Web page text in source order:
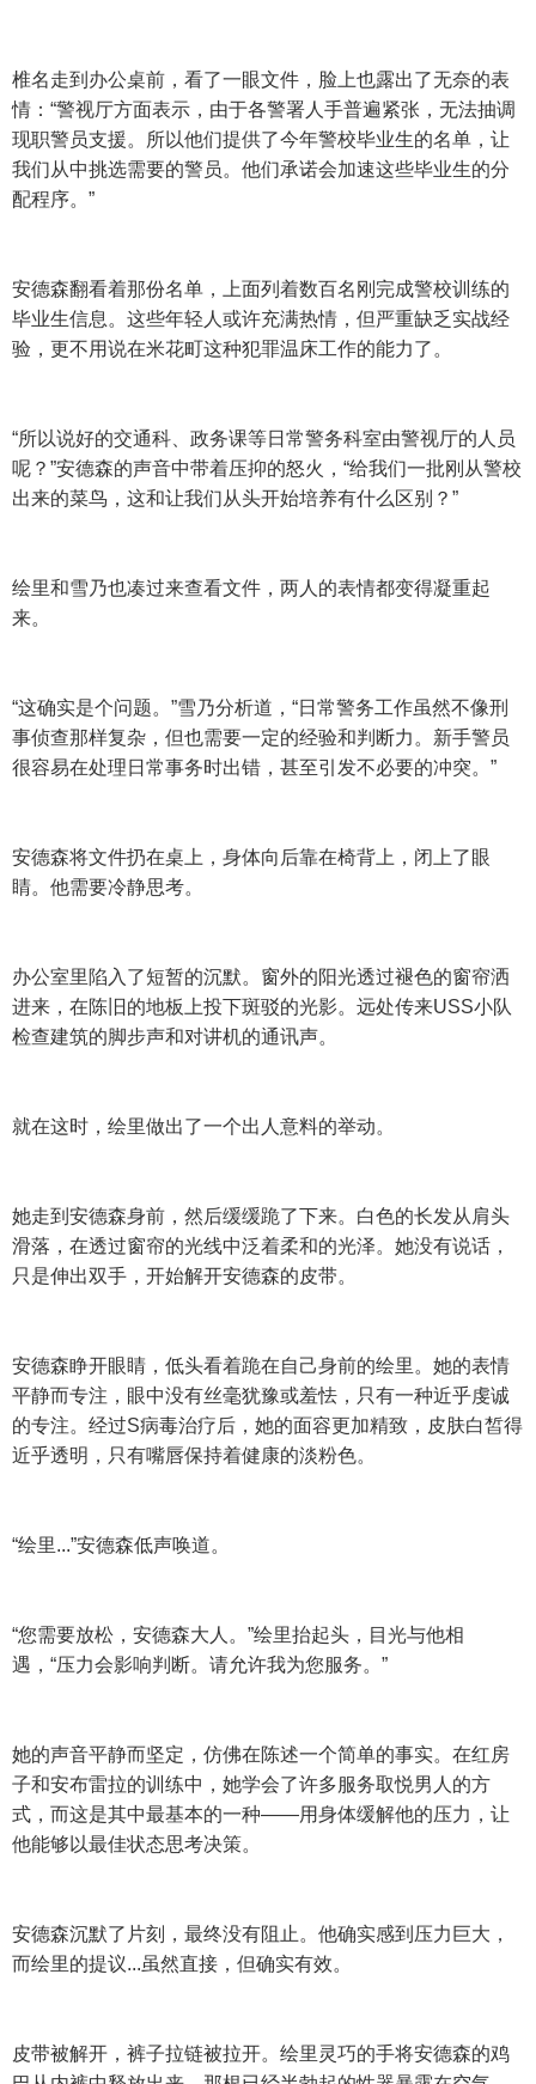
椎名走到办公桌前，看了一眼文件，脸上也露出了无奈的表
情：“警视厅方面表示，由于各警署人手普遍紧张，无法抽调
现职警员支援。所以他们提供了今年警校毕业生的名单，让
我们从中挑选需要的警员。他们承诺会加速这些毕业生的分
配程序。”
安德森翻看着那份名单，上面列着数百名刚完成警校训练的
毕业生信息。这些年轻人或许充满热情，但严重缺乏实战经
验，更不用说在米花町这种犯罪温床工作的能力了。
“所以说好的交通科、政务课等日常警务科室由警视厅的人员
呢？”安德森的声音中带着压抑的怒火，“给我们一批刚从警校
出来的菜鸟，这和让我们从头开始培养有什么区别？”
绘里和雪乃也凑过来查看文件，两人的表情都变得凝重起
来。
“这确实是个问题。”雪乃分析道，“日常警务工作虽然不像刑
事侦查那样复杂，但也需要一定的经验和判断力。新手警员
很容易在处理日常事务时出错，甚至引发不必要的冲突。”
安德森将文件扔在桌上，身体向后靠在椅背上，闭上了眼
睛。他需要冷静思考。
办公室里陷入了短暂的沉默。窗外的阳光透过褪色的窗帘洒
进来，在陈旧的地板上投下斑驳的光影。远处传来USS小队
检查建筑的脚步声和对讲机的通讯声。
就在这时，绘里做出了一个出人意料的举动。
她走到安德森身前，然后缓缓跪了下来。白色的长发从肩头
滑落，在透过窗帘的光线中泛着柔和的光泽。她没有说话，
只是伸出双手，开始解开安德森的皮带。
安德森睁开眼睛，低头看着跪在自己身前的绘里。她的表情
平静而专注，眼中没有丝毫犹豫或羞怯，只有一种近乎虔诚
的专注。经过S病毒治疗后，她的面容更加精致，皮肤白皙得
近乎透明，只有嘴唇保持着健康的淡粉色。
“绘里...”安德森低声唤道。
“您需要放松，安德森大人。”绘里抬起头，目光与他相
遇，“压力会影响判断。请允许我为您服务。”
她的声音平静而坚定，仿佛在陈述一个简单的事实。在红房
子和安布雷拉的训练中，她学会了许多服务取悦男人的方
式，而这是其中最基本的一种——用身体缓解他的压力，让
他能够以最佳状态思考决策。
安德森沉默了片刻，最终没有阻止。他确实感到压力巨大，
而绘里的提议...虽然直接，但确实有效。
皮带被解开，裤子拉链被拉开。绘里灵巧的手将安德森的鸡